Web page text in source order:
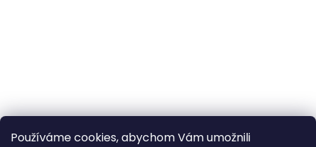
Používáme cookies, abychom Vám umožnili